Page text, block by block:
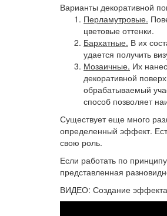
Варианты декоративной
Перламутровые.
цветовые оттенки.
Бархатные. В их
удается получить
Мозаичные. Их
декоративной
обрабатываемый
способ позволяет
Существует еще много
определенный эффект.
свою роль.
Если работать по
представленная
ВИДЕО: Создание эффекта